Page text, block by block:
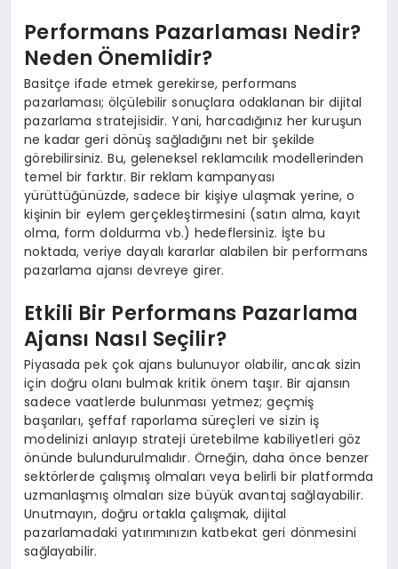
Performans Pazarlaması Nedir?
Neden Önemlidir?
Basitçe ifade etmek gerekirse, performans
pazarlaması; ölçülebilir sonuçlara odaklanan bir dijital
pazarlama stratejisidir. Yani, harcadığınız her kuruşun
ne kadar geri dönüş sağladığını net bir şekilde
görebilirsiniz. Bu, geleneksel reklamcılık modellerinden
temel bir farktır. Bir reklam kampanyası
yürüttüğünüzde, sadece bir kişiye ulaşmak yerine, o
kişinin bir eylem gerçekleştirmesini (satın alma, kayıt
olma, form doldurma vb.) hedeflersiniz. İşte bu
noktada, veriye dayalı kararlar alabilen bir performans
pazarlama ajansı devreye girer.
Etkili Bir Performans Pazarlama
Ajansı Nasıl Seçilir?
Piyasada pek çok ajans bulunuyor olabilir, ancak sizin
için doğru olanı bulmak kritik önem taşır. Bir ajansın
sadece vaatlerde bulunması yetmez; geçmiş
başarıları, şeffaf raporlama süreçleri ve sizin iş
modelinizi anlayıp strateji üretebilme kabiliyetleri göz
önünde bulundurulmalıdır. Örneğin, daha önce benzer
sektörlerde çalışmış olmaları veya belirli bir platformda
uzmanlaşmış olmaları size büyük avantaj sağlayabilir.
Unutmayın, doğru ortakla çalışmak, dijital
pazarlamadaki yatırımınızın katbekat geri dönmesini
sağlayabilir.